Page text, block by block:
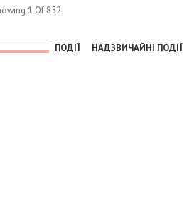
1 Of 852
ПОДІЇ НАДЗВИЧАЙНІ ПОДІЇ